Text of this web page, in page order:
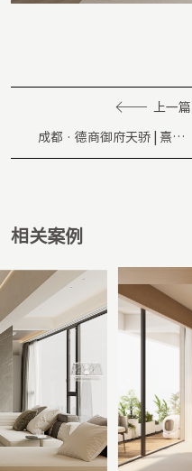
上一篇
成都 · 德商御府天骄 | 熹微 |
210㎡
相关案例